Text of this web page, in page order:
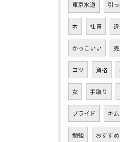
東京水道 引
本 社員
かっこいい
コツ 資格
女 手取り
プライド キ
勉強 おすす